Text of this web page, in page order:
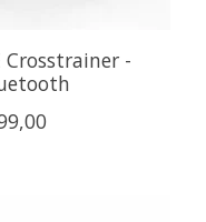
Crosstrainer -